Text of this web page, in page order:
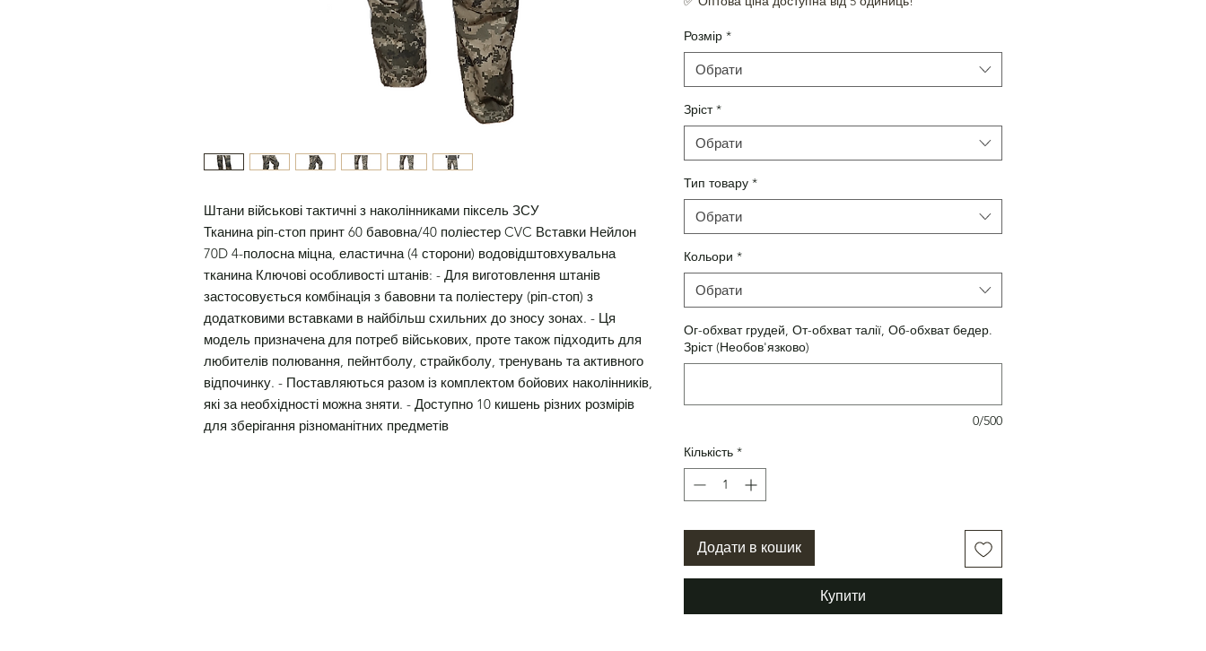
Штани військові тактичні з наколінниками піксель ЗСУ
Тканина ріп-стоп принт 60 бавовна/40 поліестер CVC Вставки Нейлон
70D 4-полосна міцна, еластична (4 сторони) водовідштовхувальна
тканина Ключові особливості штанів: - Для виготовлення штанів
застосовується комбінація з бавовни та поліестеру (ріп-стоп) з
додатковими вставками в найбільш схильних до зносу зонах. - Ця
модель призначена для потреб військових, проте також підходить для
любителів полювання, пейнтболу, страйкболу, тренувань та активного
відпочинку. - Поставляються разом із комплектом бойових наколінників,
які за необхідності можна зняти. - Доступно 10 кишень різних розмірів
для зберігання різноманітних предметів
Розмір *
Обрати
Зріст *
Обрати
Тип товару *
Обрати
Кольори *
Обрати
Ог-обхват грудей, От-обхват талії, Об-обхват бедер.
Зріст (Необов'язково)
0/500
Кількість *
Додати в кошик
Купити